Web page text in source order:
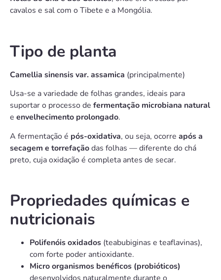
cavalos e sal com o Tibete e a Mongólia.
Tipo de planta
Camellia sinensis var. assamica (principalmente)
Usa-se a variedade de folhas grandes, ideais para
suportar o processo de fermentação microbiana natural
e envelhecimento prolongado.
A fermentação é pós-oxidativa, ou seja, ocorre após a
secagem e torrefaçãodas folhas — diferente do chá
preto, cuja oxidação é completa antes de secar.
Propriedades químicas e
nutricionais
Polifenóis oxidados (teabubiginas e teaflavinas),
com forte poder antioxidante.
Micro organismos benéficos (probióticos)